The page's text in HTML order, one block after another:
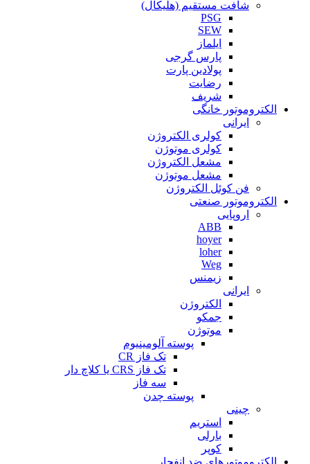
شافت مستقیم (هلیکال)
PSG
SEW
ایلماز
پارس گرجی
پولادین پارت
رضایت
شریف
الکتروموتور خانگی
ایرانی
کولری الکتروژن
کولری موتوژن
مشعل الکتروژن
مشعل موتوژن
فن کوئل الکتروژن
الکتروموتور صنعتی
اروپایی
ABB
hoyer
loher
Weg
زیمنس
ایرانی
الکتروژن
جمکو
موتوژن
پوسته آلومینیوم
تک فاز CR
تک فاز CRS یا کلاچ دار
سه فاز
پوسته چدن
چینی
استریم
بارلی
کوپر